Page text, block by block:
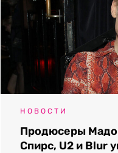
НОВОСТИ
Продюсеры
Спирс, U2 и Blur